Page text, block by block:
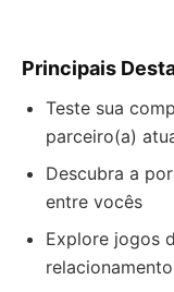
Principais
Teste sua
parceiro(a)
Descubra a
entre vocês
Explore jogos